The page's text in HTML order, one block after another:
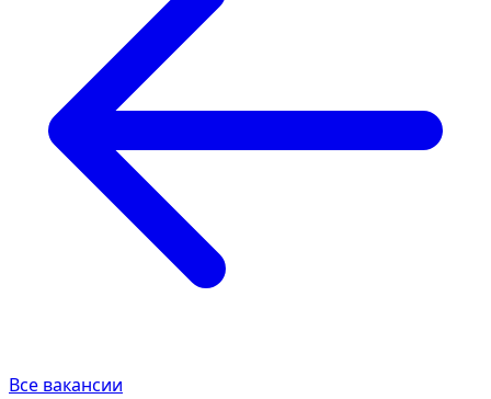
Все вакансии